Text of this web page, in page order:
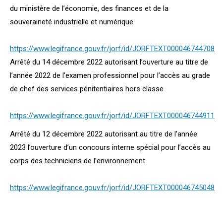
du ministère de l’économie, des finances et de la
souveraineté industrielle et numérique
https://www.legifrance.gouv.fr/jorf/id/JORFTEXT000046744708
Arrêté du 14 décembre 2022 autorisant l’ouverture au titre de
l’année 2022 de l’examen professionnel pour l’accès au grade
de chef des services pénitentiaires hors classe
https://www.legifrance.gouv.fr/jorf/id/JORFTEXT000046744911
Arrêté du 12 décembre 2022 autorisant au titre de l’année
2023 l’ouverture d’un concours interne spécial pour l’accès au
corps des techniciens de l’environnement
https://www.legifrance.gouv.fr/jorf/id/JORFTEXT000046745048